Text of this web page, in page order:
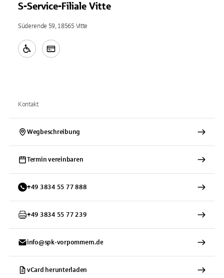
S-Service-Filiale Vitte
Süderende 59, 18565 Vitte
Kontakt
Wegbeschreibung
Termin vereinbaren
+49 3834 55 77 888
+49 3834 55 77 239
info@spk-vorpommern.de
vCard herunterladen